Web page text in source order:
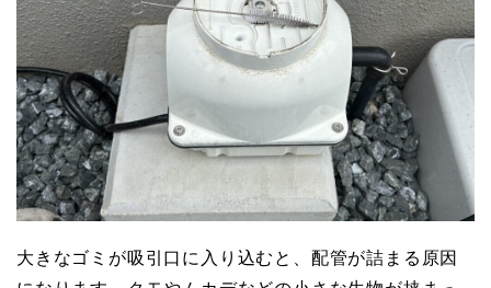
大きなゴミが吸引口に入り込むと、配管が詰まる原因